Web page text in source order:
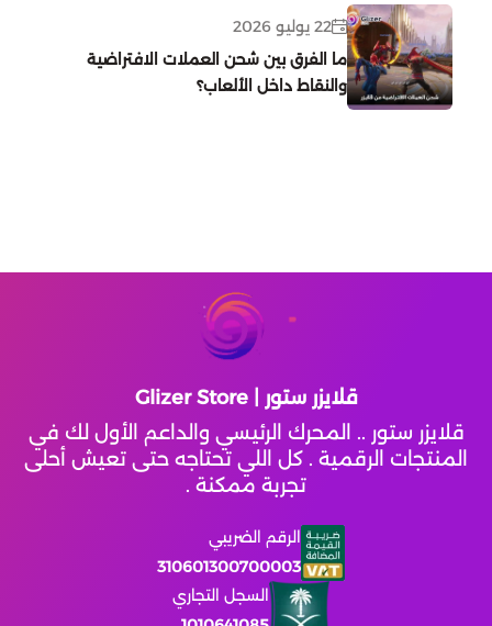
حرملك السلطان
مداقش
Heroes Evolved Growth
FunBox Ludo
هونكاي ستار ريل
22 يوليو 2026
ما الفرق بين شحن العملات الافتراضية
والنقاط داخل الألعاب؟
قلايزر ستور | Glizer Store
قلايزر ستور .. المحرك الرئيسي والداعم الأول لك في
المنتجات الرقمية . كل اللي تحتاجه حتى تعيش أحلى
تجربة ممكنة .
الرقم الضريبي
310601300700003
السجل التجاري